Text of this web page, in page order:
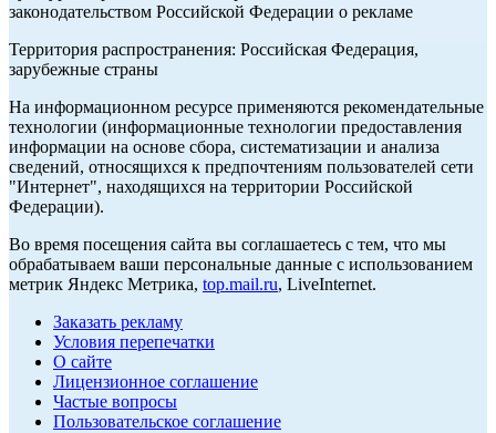
законодательством Российской Федерации о рекламе
Территория распространения: Российская Федерация,
зарубежные страны
На информационном ресурсе применяются рекомендательные
технологии (информационные технологии предоставления
информации на основе сбора, систематизации и анализа
сведений, относящихся к предпочтениям пользователей сети
"Интернет", находящихся на территории Российской
Федерации).
Во время посещения сайта вы соглашаетесь с тем, что мы
обрабатываем ваши персональные данные с использованием
метрик Яндекс Метрика, top.mail.ru, LiveInternet.
Заказать рекламу
Условия перепечатки
О сайте
Лицензионное соглашение
Частые вопросы
Пользовательское соглашение